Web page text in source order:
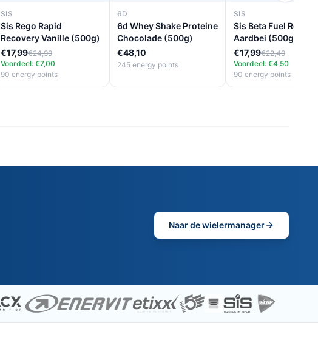
SIS
Sis Rego Rapid
Recovery Vanille (500g)
€17,99€24,99
Voordeel: €7,00
90 energy points
6D
6d Whey Shake Proteine
Chocolade (500g)
€48,10
245 energy points
SIS
Sis Beta Fuel
Aardbei (500g)
€17,99€22,49
Voordeel: €4,50
90 energy points
Naar de wielermanager